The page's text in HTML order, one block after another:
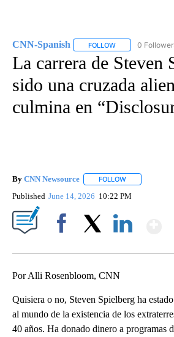
CNN-Spanish FOLLOW FOLLOW "CNN-
0
La carrera de Steven
sido una cruzada
culmina en
By CNN Newsource FOLLOW
Published June 14, 2026 10:22 PM
Por Alli Rosenbloom, CNN
Quisiera o no, Steven Spielberg ha
al mundo de la existencia de los
40 años. Ha donado dinero a programas